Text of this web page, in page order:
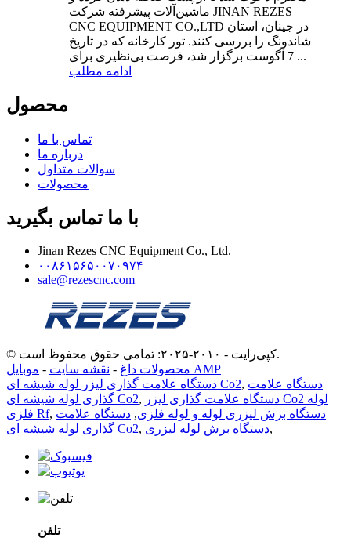
ماشین‌آلات پیشرفته شرکت JINAN REZES
CNC EQUIPMENT CO.,LTD در جینان، استان
شاندونگ را بررسی کنند. تور کارخانه که در تاریخ
7 آگوست برگزار شد، فرصت بی‌نظیری برای ...
ادامه مطلب
محصول
تماس با ما
درباره ما
سوالات متداول
محصولات
با ما تماس بگیرید
Jinan Rezes CNC Equipment Co., Ltd.
۰۰۸۶۱۵۶۵۰۰۷۰۹۷۴
sale@rezescnc.com
© کپی‌رایت - ۲۰۱۰-۲۰۲۵: تمامی حقوق محفوظ است.
محصولات داغ - نقشه سایت -
موبایل AMP
دستگاه علامت گذاری لیزر لوله شیشه ای Co2, دستگاه علامت
گذاری لوله شیشه ای Co2, دستگاه علامت گذاری لیزر Co2 لوله
فلزی Rf, دستگاه برش لیزری لوله و لوله فلزی, دستگاه علامت
گذاری لوله شیشه ای Co2, دستگاه برش لوله لیزری,
تلفن